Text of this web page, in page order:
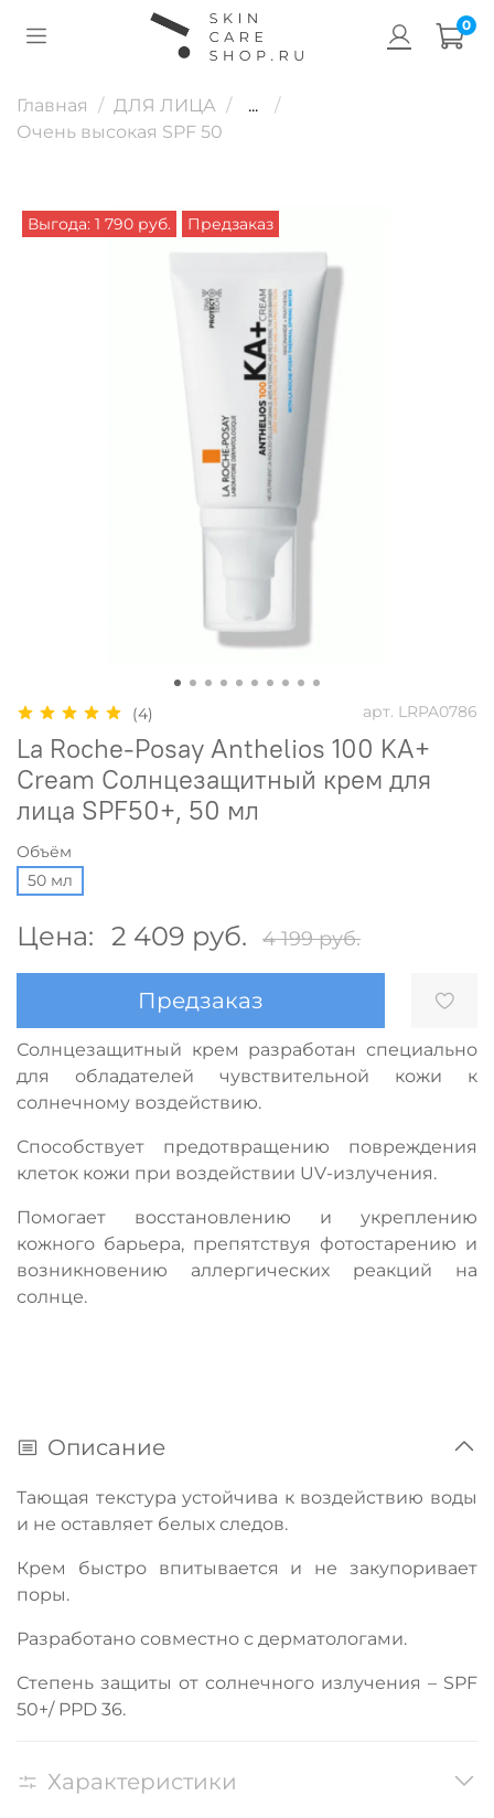
0
Главная ДЛЯ ЛИЦА
...
Очень высокая SPF 50
Выгода: 1 790 руб. Предзаказ
(4) арт. LRPA0786
La Roche-Posay Anthelios 100 KA+
Cream Солнцезащитный крем для
лица SPF50+, 50 мл
Объём
50 мл
Цена: 2 409 руб. 4 199 руб.
Предзаказ
Солнцезащитный крем разработан специально
для обладателей чувствительной кожи к
солнечному воздействию.
Способствует предотвращению повреждения
клеток кожи при воздействии UV-излучения.
Помогает восстановлению и укреплению
кожного барьера, препятствуя фотостарению и
возникновению аллергических реакций на
солнце.
Описание
Тающая текстура устойчива к воздействию воды
и не оставляет белых следов.
Крем быстро впитывается и не закупоривает
поры.
Разработано совместно с дерматологами.
Степень защиты от солнечного излучения – SPF
50+/ PPD 36.
Характеристики